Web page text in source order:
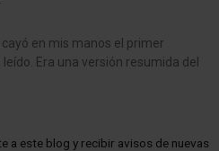
en mis manos el primer
Era una versión resumida del
a este blog y recibir avisos de nuevas